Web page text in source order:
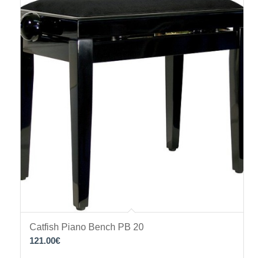
Catfish Piano Bench PB 20
121.00€